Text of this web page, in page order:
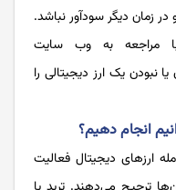
زمان دیگر سودآور نباشد.
مراجعه به وب سایت
نبودن یک ارز دیجیتالی را
انجام دهیم؟
ارزهای دیجیتال فعالیت